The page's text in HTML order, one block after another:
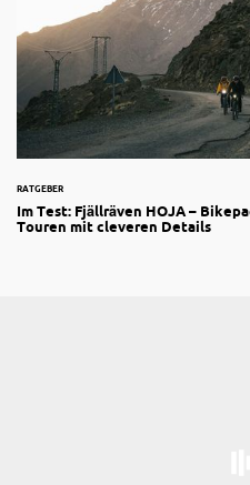
RATGEBER
Im Test: Fjällräven HOJA –
Touren mit cleveren Details